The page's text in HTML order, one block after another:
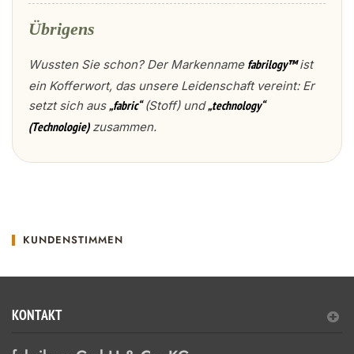
Übrigens
Wussten Sie schon? Der Markenname fabrilogy™ist
ein Kofferwort, das unsere Leidenschaft vereint: Er
setzt sich aus„fabric“(Stoff) und„technology“
(Technologie)zusammen.
KUNDENSTIMMEN
KONTAKT